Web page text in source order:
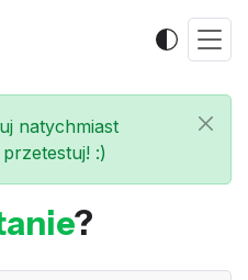
natychmiast
:)
?